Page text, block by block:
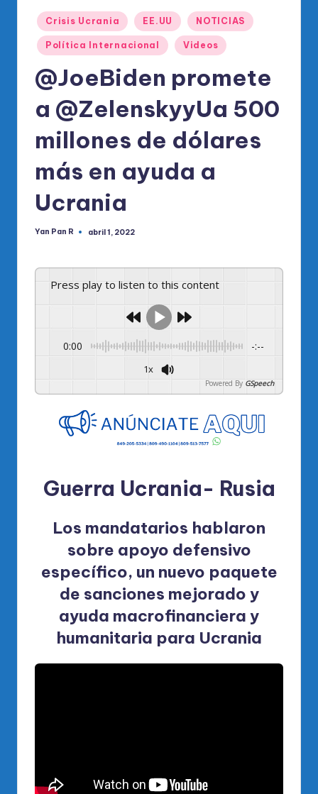
di
ci
al
el
P
Publicado
en
Crisis Ucrania EE.UU NOTICIAS
Política Internacional Videos
@JoeBiden promete
a @ZelenskyyUa 500
millones de dólares
más en ayuda a
Ucrania
Publicado
Yan Pan R abril 1, 2022
Press play to listen to this content
0:00 -:--
1x
Powered By GSpeech
Guerra Ucrania- Rusia
Los mandatarios hablaron
sobre apoyo defensivo
específico, un nuevo paquete
de sanciones mejorado y
ayuda macrofinanciera y
humanitaria para Ucrania